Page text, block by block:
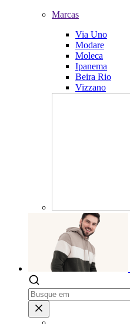
Marcas
Via Uno
Modare
Moleca
Ipanema
Beira Rio
Vizzano